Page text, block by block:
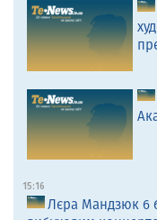
15:16
Лєра Мандзюк 6